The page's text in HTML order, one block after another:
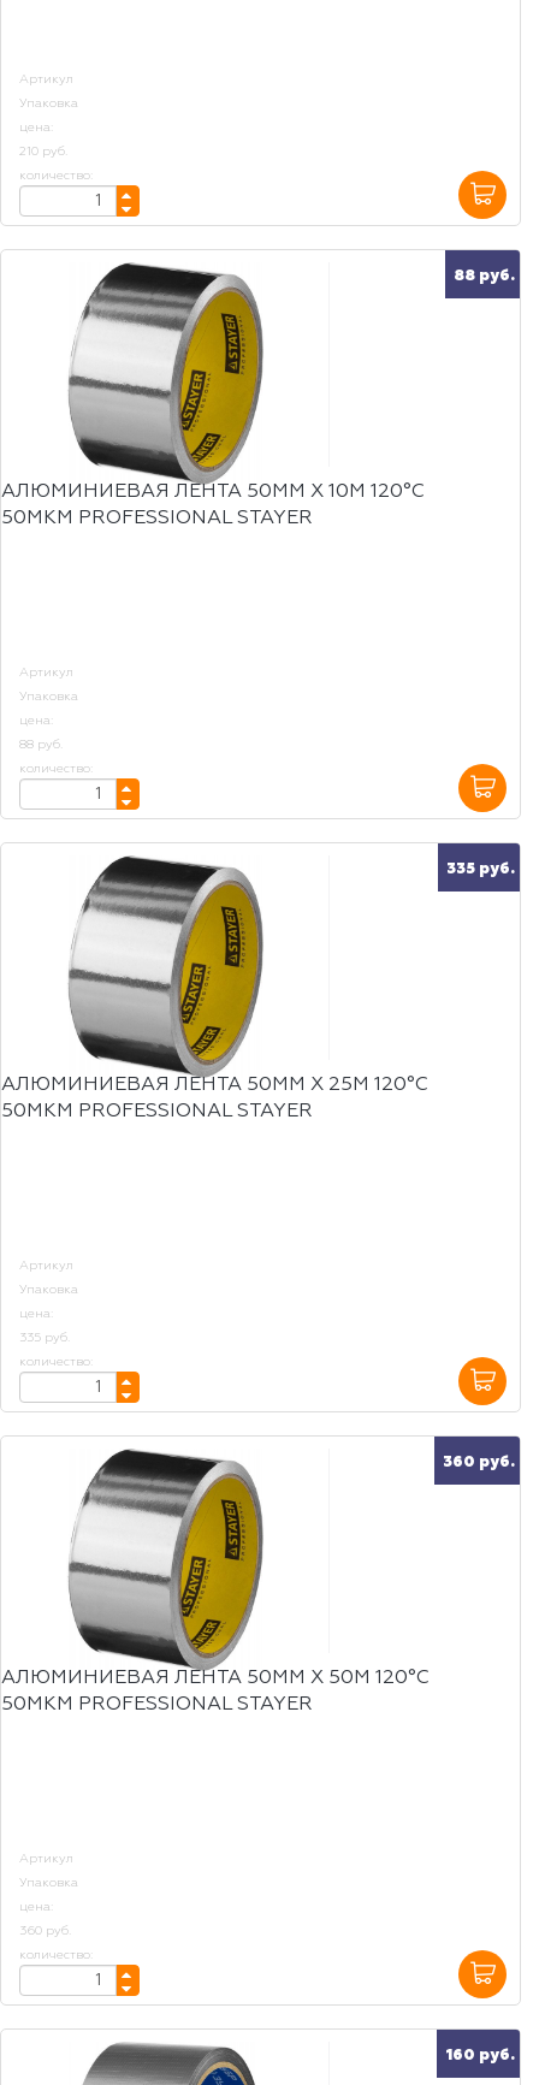
Артикул
Упаковка
цена:
210 руб.
количество:
88 руб.
АЛЮМИНИЕВАЯ ЛЕНТА 50ММ Х 10М 120°С
50МКМ PROFESSIONAL STAYER
Артикул
Упаковка
цена:
88 руб.
количество:
335 руб.
АЛЮМИНИЕВАЯ ЛЕНТА 50ММ Х 25М 120°С
50МКМ PROFESSIONAL STAYER
Артикул
Упаковка
цена:
335 руб.
количество:
360 руб.
АЛЮМИНИЕВАЯ ЛЕНТА 50ММ Х 50М 120°С
50МКМ PROFESSIONAL STAYER
Артикул
Упаковка
цена:
360 руб.
количество:
160 руб.